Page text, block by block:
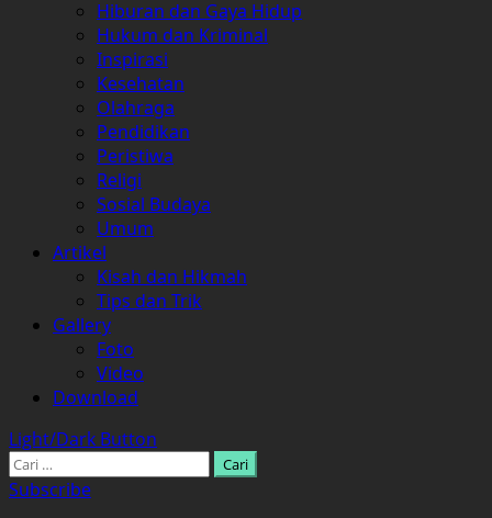
Hiburan dan Gaya Hidup
Hukum dan Kriminal
Inspirasi
Kesehatan
Olahraga
Pendidikan
Peristiwa
Religi
Sosial Budaya
Umum
Artikel
Kisah dan Hikmah
Tips dan Trik
Gallery
Foto
Video
Download
Light/Dark Button
Cari
untuk:
Subscribe